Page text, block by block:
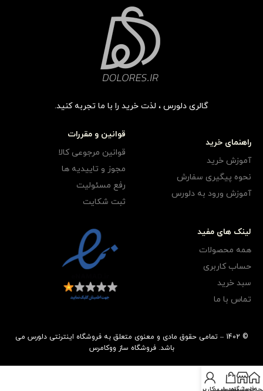
گالری دلورس ، لذت خرید را با ما تجربه کنید.
راهنمای خرید
آموزش خرید
نحوه پیگیری سفارش
آموزش ورود به دلورس
قوانین و مقررات
قوانین مرجوعی کالا
مجوز و تاییدیه ها
رفع مسئولیت
ثبت شکایت
لینک های مفید
همه محصولات
حساب کاربری
سبد خرید
تماس با ما
© 1402 – تمامی حقوق مادی و معنوی متعلق به فروشگاه اینترنتی دلورس می
باشد.فروشگاه ساز ووکامرس